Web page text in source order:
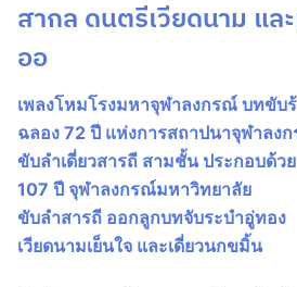
สากล ดนตรีเวียดนาม แล
ออ
เพลงโหมโรงมหาจุฬาลงกรณ์ บทขับ
ฉลอง 72 ปี แห่งการสถาปนาจุฬาลง
ขับลำเดี่ยวสารถี สามชั้น ประกอบด้ว
107 ปี จุฬาลงกรณ์มหาวิทยาลัย
ขับลำสารถี ออกลูกบทจับระบำอู่ทอง
เวียดนามเย็นใจ และเดี่ยวนกขมิ้น